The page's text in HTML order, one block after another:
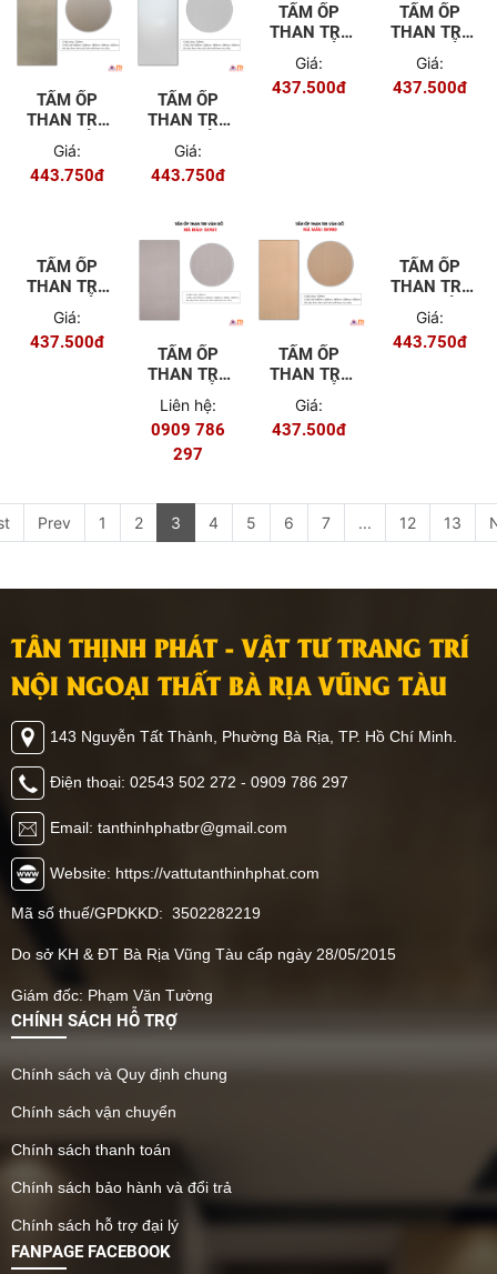
TẤM ỐP
THAN TRE
VÂN VẢI
SK990
Giá:
443.750đ
TẤM ỐP
THAN TRE
VÂN VẢI
SK989
Giá:
443.750đ
TẤM ỐP
THAN TRE
VÂN GỖ
SK984
Giá:
437.500đ
TẤM ỐP
THAN TRE
VÂN GỖ
SK983
Giá:
437.500đ
TẤM ỐP
THAN TRE
VÂN GỖ
SK982
Giá:
437.500đ
TẤM ỐP
THAN TRE
VÂN GỖ
SK981
Liên hệ:
0909 786
297
TẤM ỐP
THAN TRE
VÂN GỖ
SK980
Giá:
437.500đ
TẤM ỐP
THAN TRE
VÂN VẢI
SK979
Giá:
443.750đ
Prev 1 2 3 4 5 6 7 ... 12 13
TÂN THỊNH PHÁT - VẬT TƯ TRANG TRÍ
NỘI NGOẠI THẤT BÀ RỊA VŨNG TÀU
143 Nguyễn Tất Thành, Phường Bà Rịa, TP. Hồ Chí Minh.
Điện thoại: 02543 502 272 - 0909 786 297
Email: tanthinhphatbr@gmail.com
Website: https://vattutanthinhphat.com
Mã số thuế/GPDKKD: 3502282219
Do sở KH & ĐT Bà Rịa Vũng Tàu cấp ngày 28/05/2015
Giám đốc: Phạm Văn Tường
CHÍNH SÁCH HỖ TRỢ
Chính sách và Quy định chung
Chính sách vận chuyển
Chính sách thanh toán
Chính sách bảo hành và đổi trả
Chính sách hỗ trợ đại lý
FANPAGE FACEBOOK